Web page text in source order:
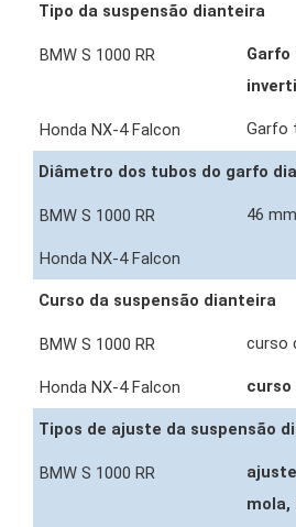
Tipo da suspensão dianteira
Garfo
Diâmetro dos tubos do garfo
46
Curso da suspensão dianteira
curso
curso
Tipos de ajuste da suspensão
mola,